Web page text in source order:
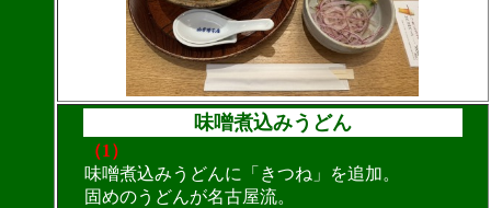
味噌煮込みうどん
（1）
味噌煮込みうどんに「きつね」を追加。
固めのうどんが名古屋流。